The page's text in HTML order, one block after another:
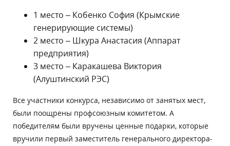
1 место – Кобенко София (Крымские
генерирующие системы)
2 место – Шкура Анастасия (Аппарат
предприятия)
3 место – Каракашева Виктория
(Алуштинский РЭС)
Все участники конкурса, независимо от занятых мест,
были поощрены профсоюзным комитетом. А
победителям были вручены ценные подарки, которые
вручили первый заместитель генерального директора-